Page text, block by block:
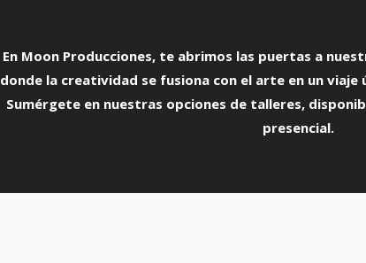
En Moon Producciones, te abrimos las puertas a
donde la creatividad se fusiona con el arte en un viaje
Sumérgete en nuestras opciones de talleres,
presencial.